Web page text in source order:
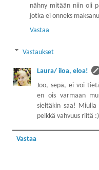
nähny mitään niin oli
jotka ei onneks
Vastaa
Vastaukset
Laura/ iloa, eloa!
Joo, sepä, ei voi
en ois varmaan
sieltäkin saa!
pelkkä vahvuus riitä :)
Vastaa